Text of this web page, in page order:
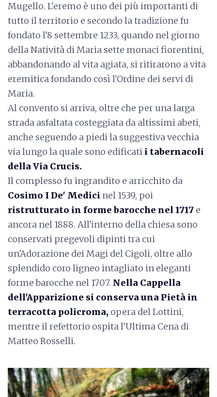
Mugello. L'eremo è uno dei più importanti di
tutto il territorio e secondo la tradizione fu
fondato l'8 settembre 1233, quando nel giorno
della Natività di Maria sette monaci fiorentini,
abbandonando al vita agiata, si ritirarono a vita
eremitica fondando così l'Ordine dei servi di
Maria.
Al convento si arriva, oltre che per una larga
strada asfaltata costeggiata da altissimi abeti,
anche seguendo a piedi la suggestiva vecchia
via lungo la quale sono edificati i tabernacoli
della Via Crucis.
Il complesso fu ingrandito e arricchito da
Cosimo I De' Medici nel 1539, poi
ristrutturato in forme barocche nel 1717 e
ancora nel 1888. All'interno della chiesa sono
conservati pregevoli dipinti tra cui
un'Adorazione dei Magi del Cigoli, oltre allo
splendido coro ligneo intagliato in eleganti
forme barocche nel 1707. Nella Cappella
dell'Apparizione si conserva una Pietà in
terracotta policroma, opera del Lottini,
mentre il refettorio ospita l'Ultima Cena di
Matteo Rosselli.